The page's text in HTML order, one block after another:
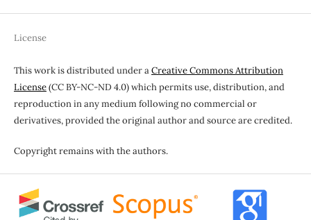
License
This work is distributed under aCreative Commons Attribution
License(CC BY-NC-ND 4.0) which permits use, distribution, and
reproduction in any medium following no commercial or
derivatives, provided the original author and source are credited.
Copyright remains with the authors.